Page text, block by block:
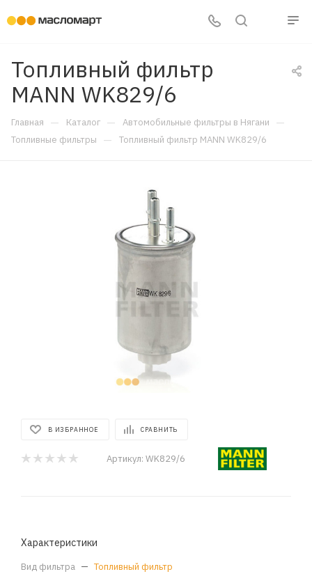
Топливный фильтр
MANN WK829/6
Главная — Каталог — Автомобильные фильтры в Нягани —
Топливные фильтры — Топливный фильтр MANN WK829/6
В ИЗБРАННОЕ СРАВНИТЬ
Артикул: WK829/6
Характеристики
Вид фильтра — Топливный фильтр